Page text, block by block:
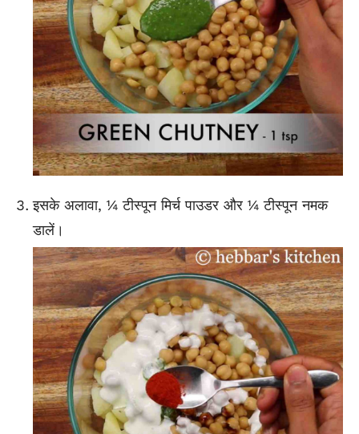
इसके अलावा, ¼ टीस्पून मिर्च पाउडर और ¼ टीस्पून नमक
डालें।